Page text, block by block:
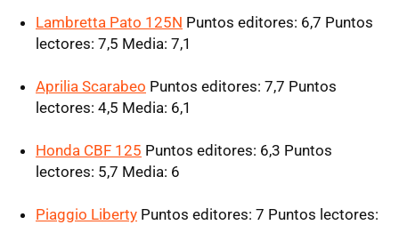
Lambretta Pato 125N Puntos editores: 6,7 Puntos
lectores: 7,5 Media: 7,1
Aprilia Scarabeo Puntos editores: 7,7 Puntos
lectores: 4,5 Media: 6,1
Honda CBF 125 Puntos editores: 6,3 Puntos
lectores: 5,7 Media: 6
Piaggio Liberty Puntos editores: 7 Puntos lectores: